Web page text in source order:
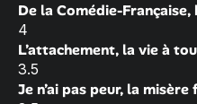
De la Comédie-
4
L’attachement, la vie à
3.5
Je n’ai pas peur, la